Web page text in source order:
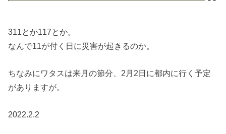
311とか117とか。
なんで11が付く日に災害が起きるのか。
ちなみにワタスは来月の節分、2月2日に都内に行く予定
がありますが。
2022.2.2